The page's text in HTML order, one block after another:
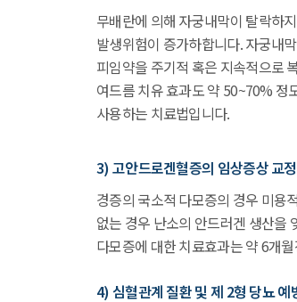
무배란에 의해 자궁내막이 탈락하
발생위험이 증가하합니다. 자궁내
피임약을 주기적 혹은 지속적으로
여드름 치유 효과도 약 50~70% 정
사용하는 치료법입니다.
3) 고안드로겐혈증의 임상증상 교정
경증의 국소적 다모증의 경우 미용
없는 경우 난소의 안드러겐 생산을
다모증에 대한 치료효과는 약 6개
4) 심혈관계 질환 및 제 2형 당뇨 예